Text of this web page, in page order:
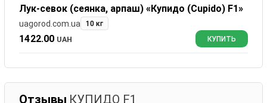
Лук-севок (сеянка, арпаш) «Купидо (Cupido) F1»
uagorod.com.ua 10 кг
1422.00 UAH КУПИТЬ
Отзывы КУПИДО F1